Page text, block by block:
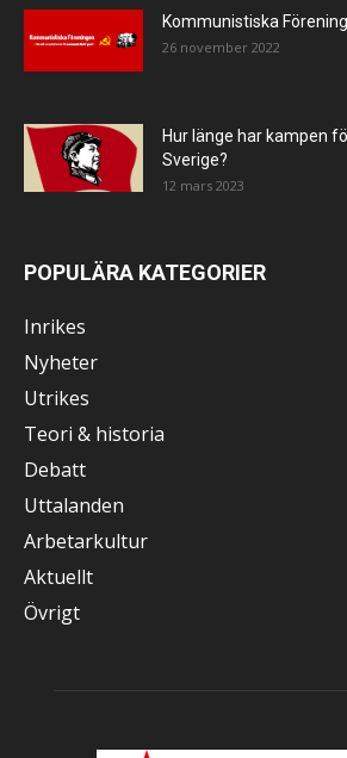
Kommunistiska
26 november 2022
Hur länge har kampen
Sverige?
12 mars 2023
POPULÄRA KATEGORIER
Inrikes
Nyheter
Utrikes
Teori & historia
Debatt
Uttalanden
Arbetarkultur
Aktuellt
Övrigt